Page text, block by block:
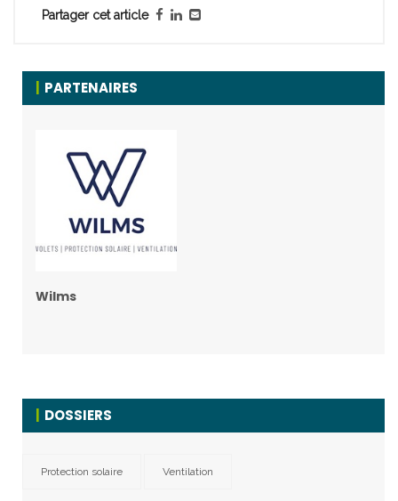
Partager cet article
PARTENAIRES
Wilms
DOSSIERS
Protection solaire Ventilation